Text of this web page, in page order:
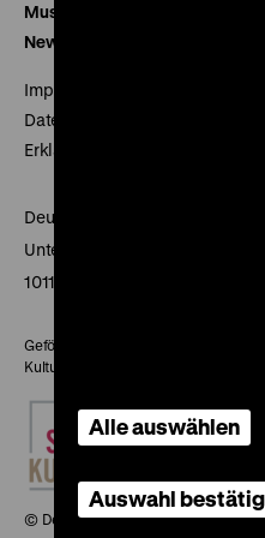
Museumsverein
Newsletter
Impressum
Datenschutz
Erklärung digitale
Deutsches Historisches
Unter den Linden 2
10117 Berlin
Gefördert mit Mitteln des
Kultur und Medien
© Deutsches Historisches
Alle auswählen
Auswahl